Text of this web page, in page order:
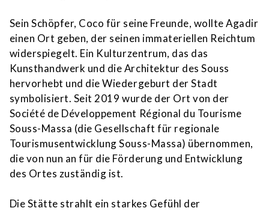
Sein Schöpfer, Coco für seine Freunde, wollte Agadir
einen Ort geben, der seinen immateriellen Reichtum
widerspiegelt. Ein Kulturzentrum, das das
Kunsthandwerk und die Architektur des Souss
hervorhebt und die Wiedergeburt der Stadt
symbolisiert. Seit 2019 wurde der Ort von der
Société de Développement Régional du Tourisme
Souss-Massa (die Gesellschaft für regionale
Tourismusentwicklung Souss-Massa) übernommen,
die von nun an für die Förderung und Entwicklung
des Ortes zuständig ist.
Die Stätte strahlt ein starkes Gefühl der